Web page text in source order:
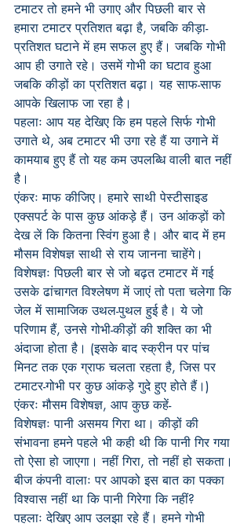
टमाटर तो हमने भी उगाए और पिछली बार से
हमारा टमाटर प्रतिशत बढ़ा है, जबकि कीड़ा-
प्रतिशत घटाने में हम सफल हुए हैं। जबकि गोभी
आप ही उगाते रहे। उसमें गोभी का घटाव हुआ
जबकि कीड़ों का प्रतिशत बढ़ा। यह साफ-साफ
आपके खिलाफ जा रहा है।
पहलाः आप यह देखिए कि हम पहले सिर्फ गोभी
उगाते थे, अब टमाटर भी उगा रहे हैं या उगाने में
कामयाब हुए हैं तो यह कम उपलब्धि वाली बात नहीं
है।
एंकरः माफ कीजिए। हमारे साथी पेस्टीसाइड
एक्सपर्ट के पास कुछ आंकड़े हैं। उन आंकड़ों को
देख लें कि कितना स्विंग हुआ है। और बाद में हम
मौसम विशेषज्ञ साथी से राय जानना चाहेंगे।
विशेषज्ञः पिछली बार से जो बढ़त टमाटर में गई
उसके ढांचागत विश्लेषण में जाएं तो पता चलेगा कि
जेल में सामाजिक उथल-पुथल हुई है। ये जो
परिणाम हैं, उनसे गोभी-कीड़ों की शक्ति का भी
अंदाजा होता है। (इसके बाद स्क्रीन पर पांच
मिनट तक एक ग्राफ चलता रहता है, जिस पर
टमाटर-गोभी पर कुछ आंकड़े गुदे हुए होते हैं।)
एंकरः मौसम विशेषज्ञ, आप कुछ कहें-
विशेषज्ञः पानी असमय गिरा था। कीड़ों की
संभावना हमने पहले भी कही थी कि पानी गिर गया
तो ऐसा हो जाएगा। नहीं गिरा, तो नहीं हो सकता।
बीज कंपनी वालाः पर आपको इस बात का पक्का
विश्वास नहीं था कि पानी गिरेगा कि नहीं?
पहलाः देखिए आप उलझा रहे हैं। हमने गोभी